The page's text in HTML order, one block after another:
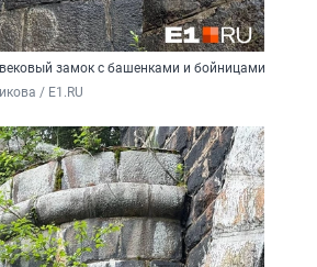
замок с башенками и бойницами
/ E1.RU